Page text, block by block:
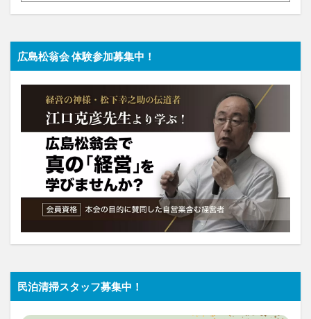
広島松翁会 体験参加募集中！
民泊清掃スタッフ募集中！